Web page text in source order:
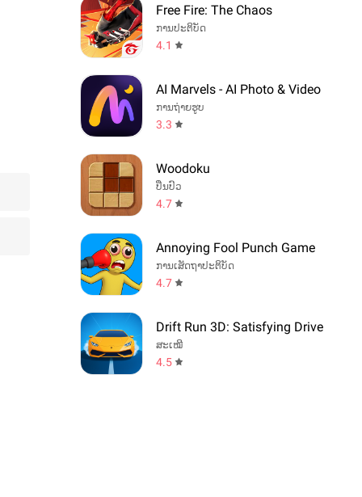
Free Fire: The Chaos
ການປະຕິບັດ
4.1
AI Marvels - AI Photo & Video
ການຖ່າຍຮູບ
3.3
Woodoku
ປິ່ນປົວ
4.7
Annoying Fool Punch Game
ການເສັດຖາປະຕິບັດ
4.7
Drift Run 3D: Satisfying Drive
ສະເໝີ
4.5